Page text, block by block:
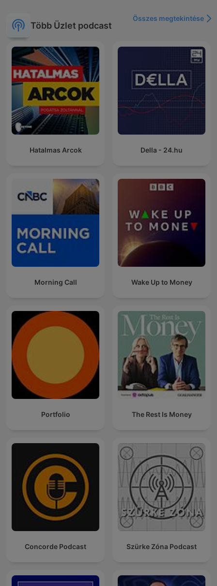
Több Üzlet podcast
Összes megtekintése
Hatalmas Arcok Della - 24.hu
Morning Call Wake Up to Money
Portfolio The Rest Is Money
Concorde Podcast Szürke Zóna Podcast